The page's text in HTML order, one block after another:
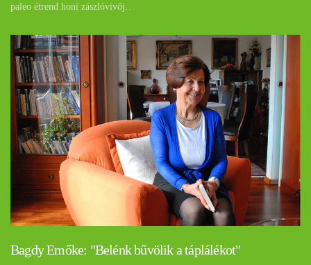
paleo étrend honi zászlóvivőj…
Bagdy Emőke: "Belénk bűvölik a táplálékot"